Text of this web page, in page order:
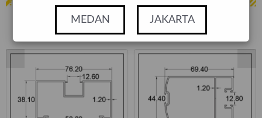
POPULAR PRODUCTS
MEDAN JAKARTA